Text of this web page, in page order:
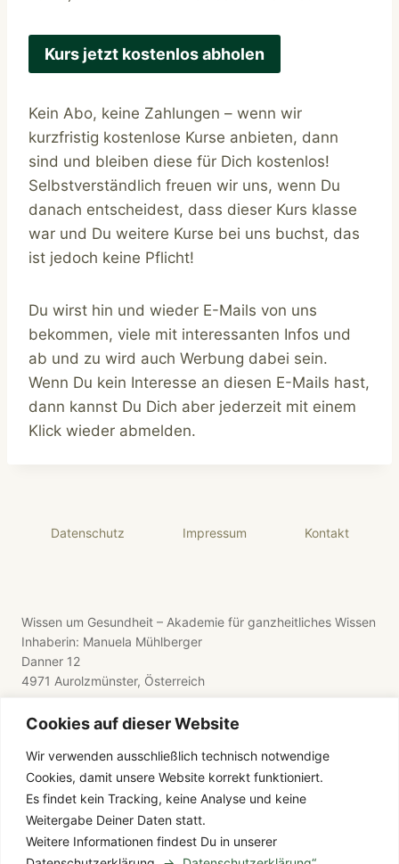
Cookies auf dieser Website
Wir verwenden ausschließlich technisch notwendige
Cookies, damit unsere Website korrekt funktioniert.
Es findet kein Tracking, keine Analyse und keine
Weitergabe Deiner Daten statt.
Weitere Informationen findest Du in unserer
Kurs jetzt kostenlos abholen
Kein Abo, keine Zahlungen – wenn wir
kurzfristig kostenlose Kurse anbieten, dann
sind und bleiben diese für Dich kostenlos!
Selbstverständlich freuen wir uns, wenn Du
danach entscheidest, dass dieser Kurs klasse
war und Du weitere Kurse bei uns buchst, das
ist jedoch keine Pflicht!
Du wirst hin und wieder E-Mails von uns
bekommen, viele mit interessanten Infos und
ab und zu wird auch Werbung dabei sein.
Wenn Du kein Interesse an diesen E-Mails hast,
dann kannst Du Dich aber jederzeit mit einem
Klick wieder abmelden.
Datenschutz Impressum Kontakt
Wissen um Gesundheit – Akademie für ganzheitliches Wissen
Inhaberin: Manuela Mühlberger
Danner 12
4971 Aurolzmünster, Österreich
E-Mail: wissen-um-gesundheit@gmx.de
Telefon: +43 176 8411 9281